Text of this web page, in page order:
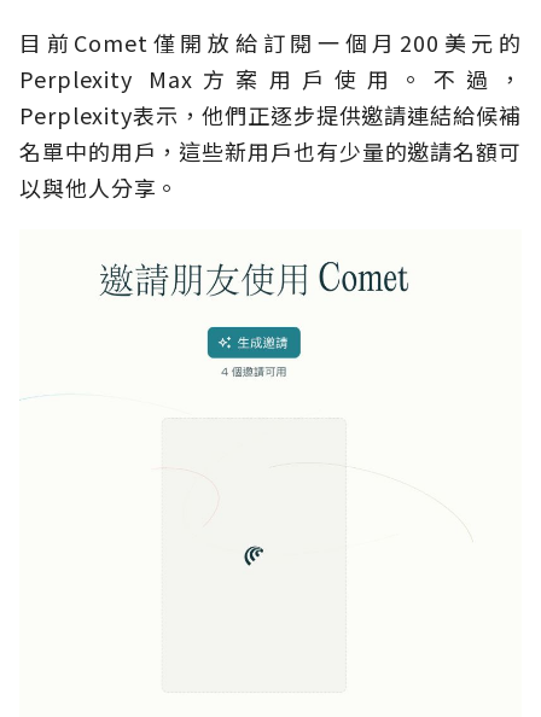
目前Comet僅開放給訂閱一個月200美元的
Perplexity Max方案用戶使用。不過，
Perplexity表示，他們正逐步提供邀請連結給候補
名單中的用戶，這些新用戶也有少量的邀請名額可
以與他人分享。